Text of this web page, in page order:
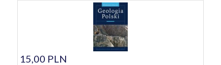
15,00 PLN